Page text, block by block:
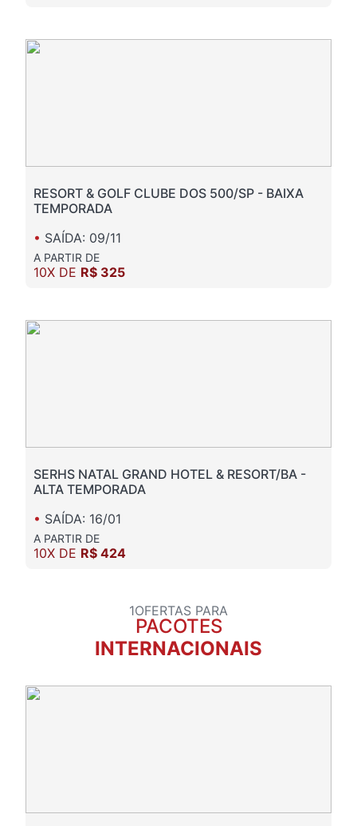
RESORT & GOLF CLUBE DOS 500/SP - BAIXA
TEMPORADA
• SAÍDA: 09/11
A PARTIR DE
10X DE R$ 325
SERHS NATAL GRAND HOTEL & RESORT/BA -
ALTA TEMPORADA
• SAÍDA: 16/01
A PARTIR DE
10X DE R$ 424
1OFERTAS PARA
PACOTES
INTERNACIONAIS